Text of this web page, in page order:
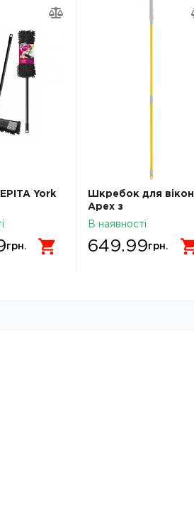
York
грн.
Шкребок для вікон
Apex з
телескопічною
В наявності
649.99грн.